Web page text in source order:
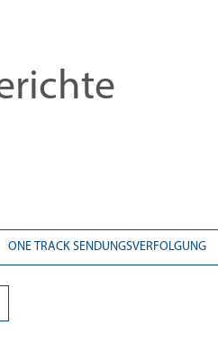
ONE TRACK SENDUNGSVERFOLGUNG